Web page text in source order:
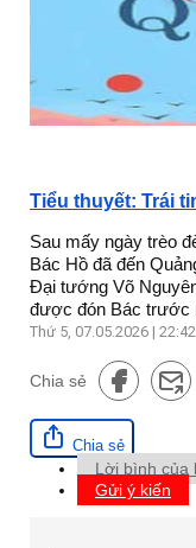
Tiểu thuyết: Trái
Sau mấy ngày trèo
Bác Hồ đã đến
Đại tướng Võ
được đón Bác trước
Thứ 5, 07.05.2026 |
Chia sẻ
Chia sẻ
Lời bình của
Gửi ý kiến